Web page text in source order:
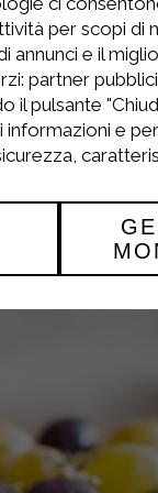
consistance
reposer au
cerises
et servir.
per scopi di
annunci e il
partner
il pulsante
informazioni e